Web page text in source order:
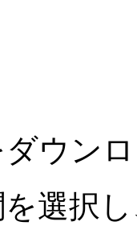
ウン
選択